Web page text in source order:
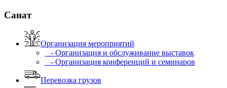
Санат
Организация мероприятий
- Организация и обслуживание выставок
- Организация конференций и семинаров
Перевозка грузов